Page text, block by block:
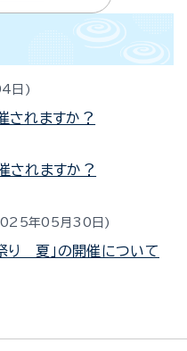
日
されますか？
されますか？
年05月30日
り 夏」の開催について